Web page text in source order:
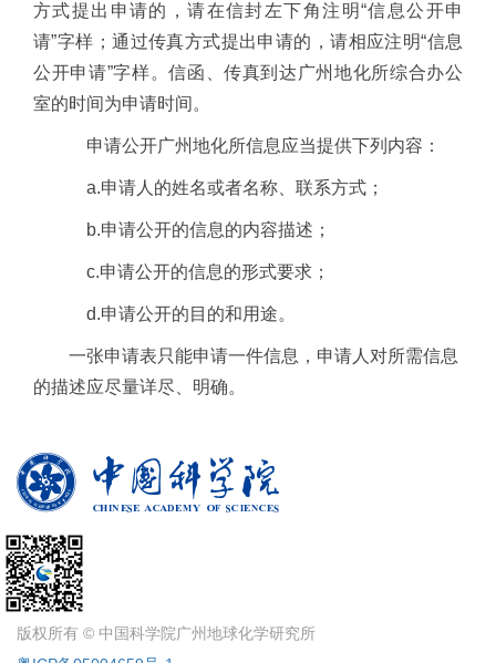
方式提出申请的，请在信封左下角注明“信息公开申
请”字样；通过传真方式提出申请的，请相应注明“信息
公开申请”字样。信函、传真到达广州地化所综合办公
室的时间为申请时间。
申请公开广州地化所信息应当提供下列内容：
a.申请人的姓名或者名称、联系方式；
b.申请公开的信息的内容描述；
c.申请公开的信息的形式要求；
d.申请公开的目的和用途。
一张申请表只能申请一件信息，申请人对所需信息
的描述应尽量详尽、明确。
版权所有 © 中国科学院广州地球化学研究所